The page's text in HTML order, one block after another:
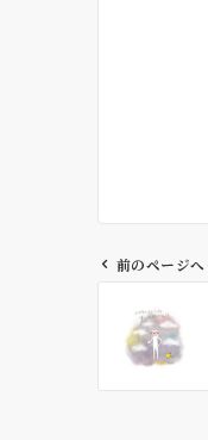
ビ
前のページへ